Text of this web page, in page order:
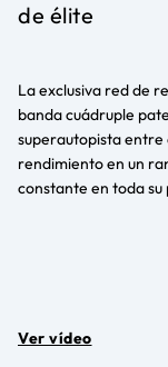
de élite
La exclusiva red de
banda cuádruple
superautopista entre
rendimiento en un
constante en toda su
Ver vídeo